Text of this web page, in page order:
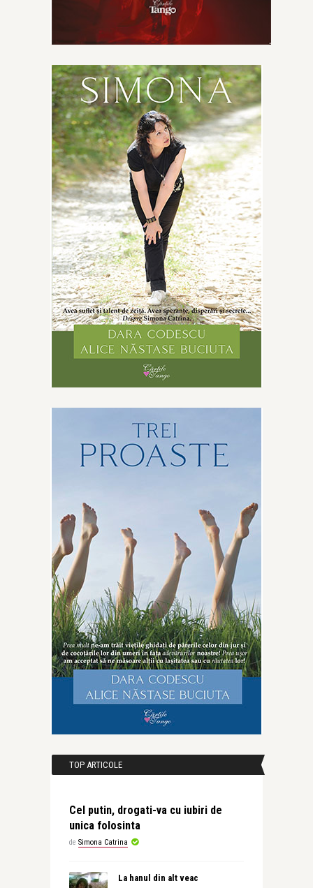
TOP ARTICOLE
Cel putin, drogati-va cu iubiri de
unica folosinta
de Simona Catrina
La hanul din alt veac